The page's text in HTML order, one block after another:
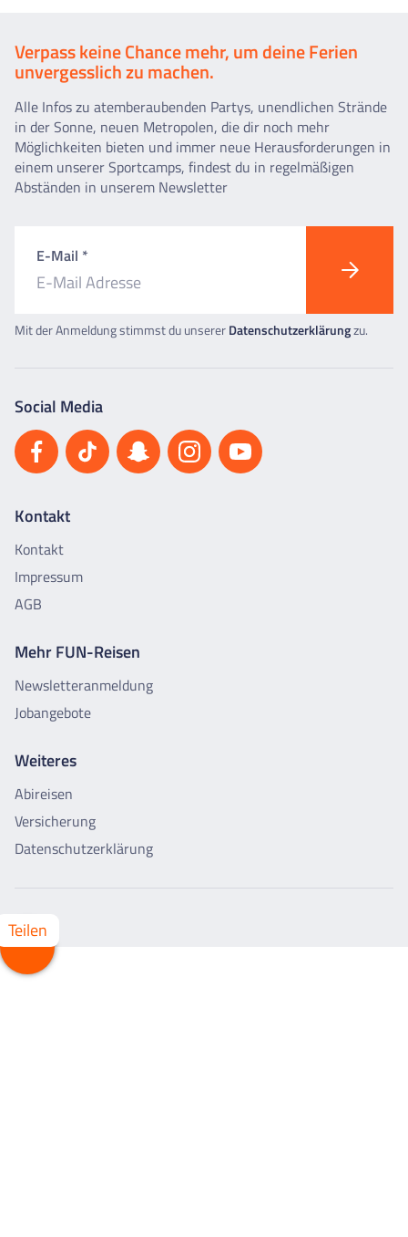
Verpass keine Chance mehr, um deine Ferien
unvergesslich zu machen.
Alle Infos zu atemberaubenden Partys, unendlichen Strände
in der Sonne, neuen Metropolen, die dir noch mehr
Möglichkeiten bieten und immer neue Herausforderungen in
einem unserer Sportcamps, findest du in regelmäßigen
Abständen in unserem Newsletter
E-Mail *
Mit der Anmeldung stimmst du unsererDatenschutzerklärungzu.
Social Media
Kontakt
Kontakt
Impressum
AGB
Mehr FUN-Reisen
Newsletteranmeldung
Jobangebote
Weiteres
Abireisen
Versicherung
Datenschutzerklärung
Teilen
Whatsapp
Facebook
X